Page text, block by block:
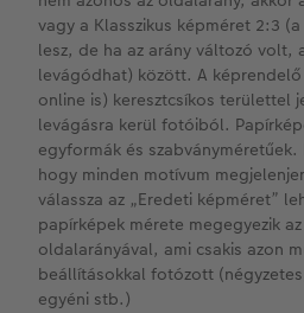
vagy a Klasszikus képméret 2:3
lesz, de ha az arány változó volt,
levágódhat) között. A
online is) keresztcsíkos területtel
levágásra kerül fotóiból.
egyformák és
hogy minden motívum
válassza az „Eredeti képméret”
papírképek mérete megegyezik
oldalarányával, ami csakis azon
beállításokkal fotózott
egyéni stb.)